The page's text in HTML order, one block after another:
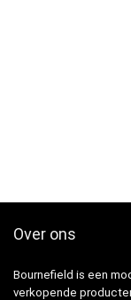
Over ons
Bournefield is een
verkopende